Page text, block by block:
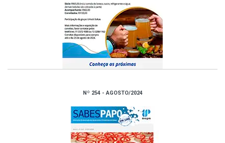
Nº 254 - AGOSTO/2024